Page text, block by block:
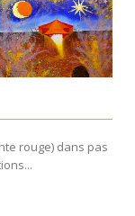
rouge) dans pas